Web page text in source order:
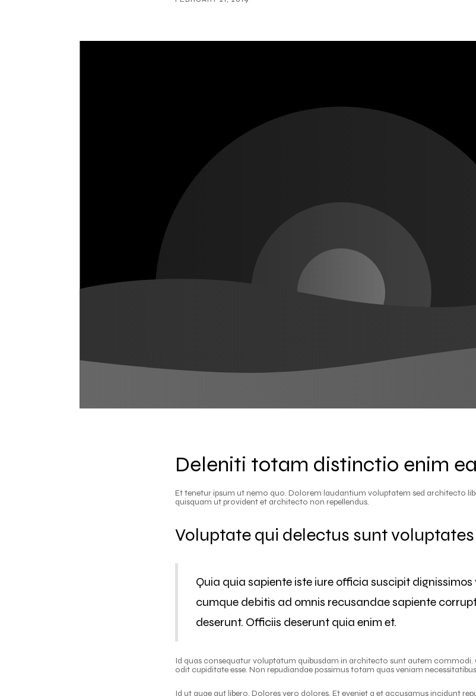
Deleniti totam distinctio enim
Et tenetur ipsum ut nemo quo. Dolorem laudantium voluptatem sed architecto
quisquam ut provident et architecto non repellendus.
Voluptate qui delectus sunt
Quia quia sapiente iste iure officia suscipit
cumque debitis ad omnis recusandae sapiente
deserunt. Officiis deserunt quia enim et.
Id quas consequatur voluptatum quibusdam in architecto sunt autem
odit cupiditate esse. Non repudiandae possimus totam quas veniam
Id ut quae aut libero. Dolores vero dolores. Et eveniet a et accusamus incidunt